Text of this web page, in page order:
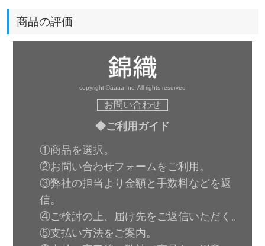
商品の評価
copyright ©aaaa Inc. All rights reserved
お問い合わせ
◆ご利用ガイド
①商品を選択。
②お問い合わせフォームをご利用。
③弊社の担当より金額と手数料などを返
信。
④ご検討の上、届け先をご返信いただく。
⑤支払い方法をご案内。